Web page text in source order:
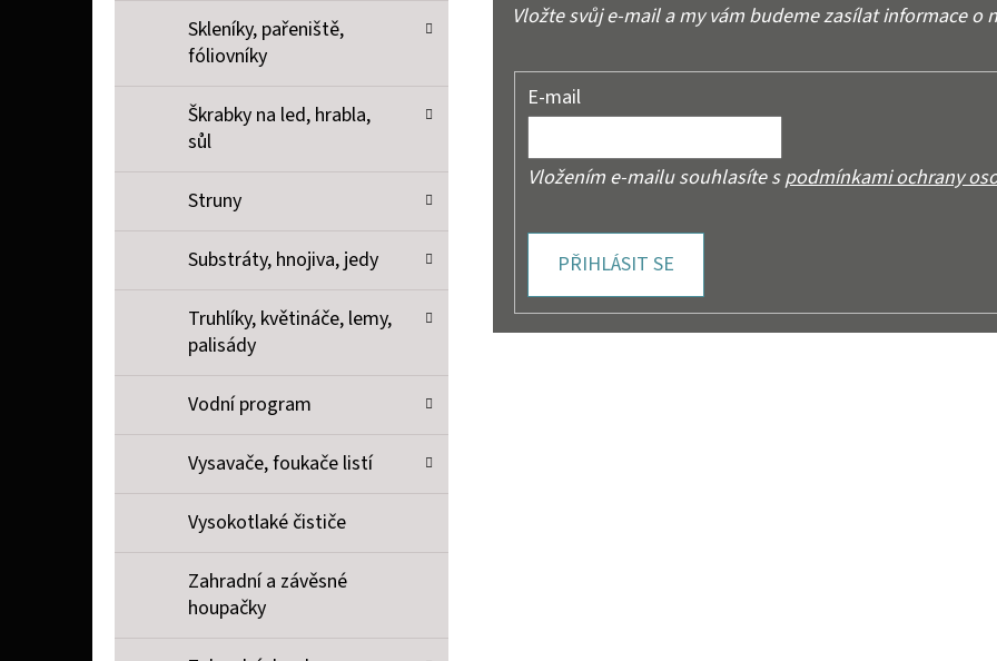
Skleníky, pařeniště,
fóliovníky
Škrabky na led, hrabla,
sůl
Struny
Substráty, hnojiva, jedy
Truhlíky, květináče, lemy,
palisády
Vodní program
Vysavače, foukače listí
Vysokotlaké čističe
Zahradní a závěsné
houpačky
Vložte svůj e-mail a my vám budeme zasílat informace
E-mail
Vložením e-mailu souhlasíte spodmínkami ochrany
PŘIHLÁSIT SE